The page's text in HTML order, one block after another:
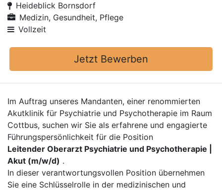
Heideblick Bornsdorf
Medizin, Gesundheit, Pflege
Vollzeit
Jetzt Bewerben
Im Auftrag unseres Mandanten, einer renommierten
Akutklinik für Psychiatrie und Psychotherapie im Raum
Cottbus, suchen wir Sie als erfahrene und engagierte
Führungspersönlichkeit für die Position
Leitender Oberarzt Psychiatrie und Psychotherapie |
Akut (m/w/d) .
In dieser verantwortungsvollen Position übernehmen
Sie eine Schlüsselrolle in der medizinischen und